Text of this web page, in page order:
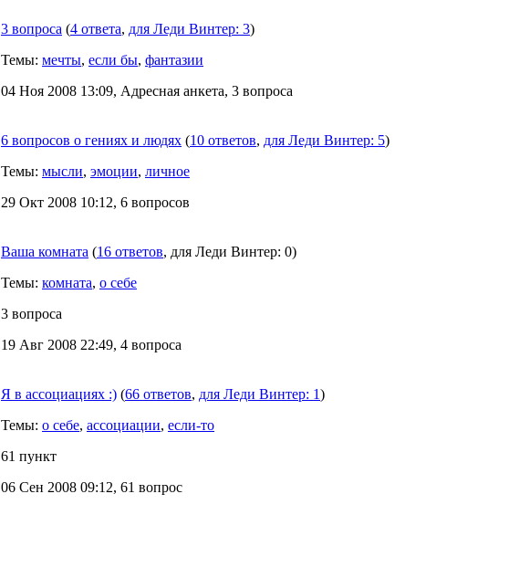
3 вопроса (4 ответа, для Леди Винтер: 3)
Темы: мечты, если бы, фантазии
04 Ноя 2008 13:09, Адресная анкета, 3 вопроса
6 вопросов о гениях и людях (10 ответов, для Леди Винтер: 5)
Темы: мысли, эмоции, личное
29 Окт 2008 10:12, 6 вопросов
Ваша комната (16 ответов, для Леди Винтер: 0)
Темы: комната, о себе
3 вопроса
19 Авг 2008 22:49, 4 вопроса
Я в ассоциациях :) (66 ответов, для Леди Винтер: 1)
Темы: о себе, ассоциации, если-то
61 пункт
06 Сен 2008 09:12, 61 вопрос